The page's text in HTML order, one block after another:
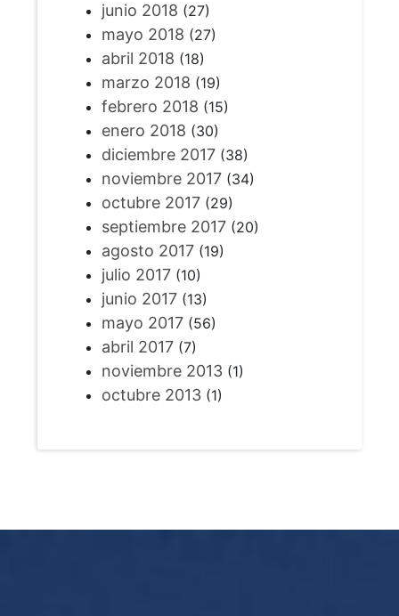
junio 2018 (27)
mayo 2018 (27)
abril 2018 (18)
marzo 2018 (19)
febrero 2018 (15)
enero 2018 (30)
diciembre 2017(38)
noviembre 2017(34)
octubre 2017(29)
septiembre 2017(20)
agosto 2017(19)
julio 2017(10)
junio 2017(13)
mayo 2017(56)
abril 2017(7)
noviembre 2013(1)
octubre 2013(1)